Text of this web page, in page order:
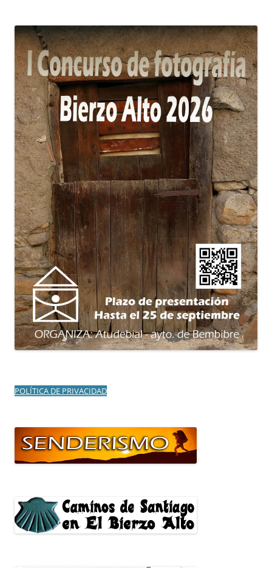
POLÍTICA DE PRIVACIDAD